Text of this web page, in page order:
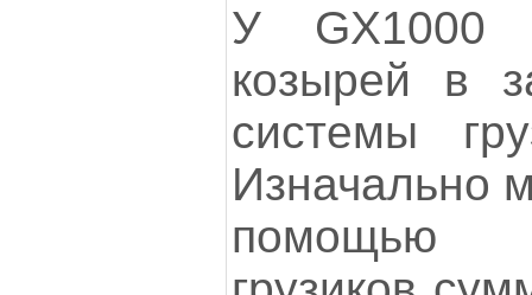
У GX1000
козырей в
системы
Изначально
помощью